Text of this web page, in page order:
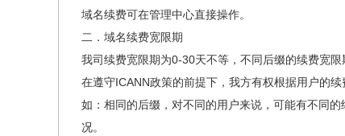
域名续费可在管理中心直接操作。
二．域名续费宽限期
我司续费宽限期为0-30天不等，不同后缀的续费宽限
在遵守ICANN政策的前提下，我方有权根据用户的
如：相同的后缀，对不同的用户来说，可能有不同
况。